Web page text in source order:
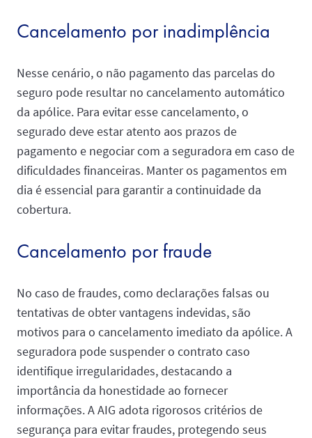
Cancelamento por inadimplência
Nesse cenário, o não pagamento das parcelas do
seguro pode resultar no cancelamento automático
da apólice. Para evitar esse cancelamento, o
segurado deve estar atento aos prazos de
pagamento e negociar com a seguradora em caso de
dificuldades financeiras. Manter os pagamentos em
dia é essencial para garantir a continuidade da
cobertura.
Cancelamento por fraude
No caso de fraudes, como declarações falsas ou
tentativas de obter vantagens indevidas, são
motivos para o cancelamento imediato da apólice. A
seguradora pode suspender o contrato caso
identifique irregularidades, destacando a
importância da honestidade ao fornecer
informações. A AIG adota rigorosos critérios de
segurança para evitar fraudes, protegendo seus